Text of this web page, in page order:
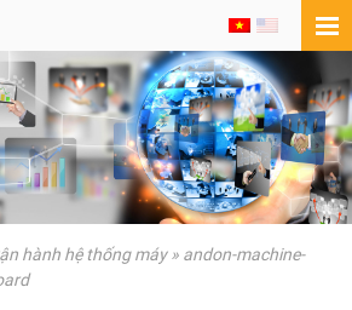
hành hệ thống máy» andon-machine-